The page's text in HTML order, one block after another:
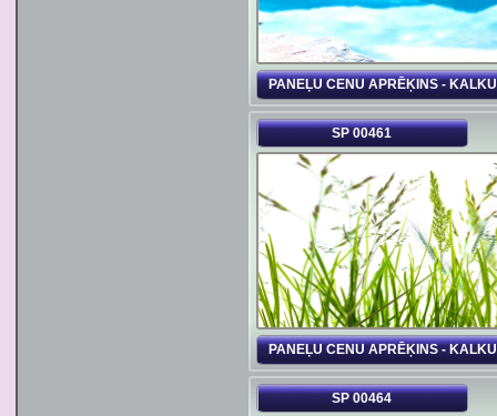
PANEĻU CENU APRĒĶINS -
SP 00461
PANEĻU CENU APRĒĶINS -
SP 00464